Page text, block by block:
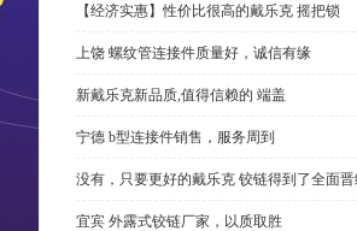
【经济实惠】性价比很高的戴乐克 摇把锁
上饶 螺纹管连接件质量好，诚信有缘
新戴乐克新品质,值得信赖的 端盖
宁德 b型连接件销售，服务周到
没有，只要更好的戴乐克 铰链得到了全面
宜宾 外露式铰链厂家，以质取胜